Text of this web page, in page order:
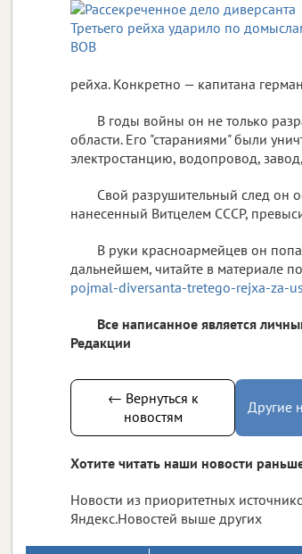
рейха. Конкретно — капитана
В годы войны он не только
области. Его "стараниями" были
электростанцию, водопровод,
Свой разрушительный след он
нанесенный Витцелем СССР,
В руки красноармейцев он
дальнейшем, читайте в материале
pojmal-diversanta-tretego-rejxa-za-
Все написанное является
Редакции
← Вернуться к
новостям
Другие
Хотите читать наши новости
Новости из приоритетных
Яндекс.Новостей выше других